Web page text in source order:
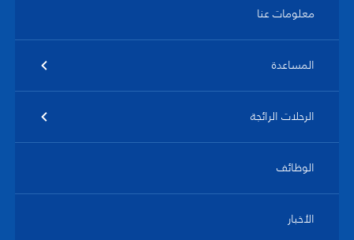
معلومات عنا
المساعدة
الرحلات الرائجة
الوظائف
الأخبار